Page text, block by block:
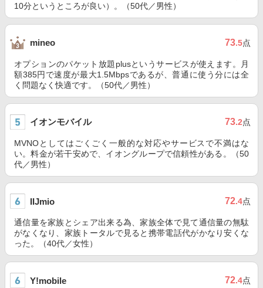
10分というところが良い）。（50代／男性）
mineo 73.5点
オプションのパケット放題plusというサービスが使えます。月
額385円で速度が最大1.5Mbpsであるが、普通に使う分には全
く問題なく快適です。（50代／男性）
イオンモバイル 73.2点
MVNOとしてはごくごく一般的な対応やサービスで不満はな
い。料金が若干安めで、イオングループで信頼性がある。（50
代／男性）
IIJmio 72.4点
通信量を家族とシェア出来る為、家族全体で見て通信量の無駄
がなくなり、家族トータルで見ると携帯電話代がかなり安くな
った。（40代／女性）
Y!mobile 72.4点